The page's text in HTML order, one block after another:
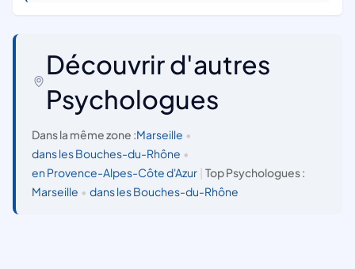
Découvrir d'autres
Psychologues
Dans la même zone :Marseille •
dans les Bouches-du-Rhône •
en Provence-Alpes-Côte d'Azur
Top Psychologues :
Marseille • dans les Bouches-du-Rhône